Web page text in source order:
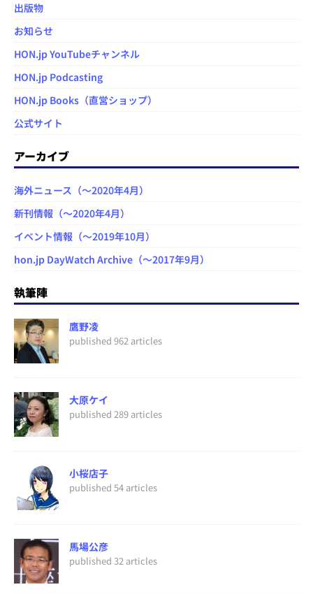
出版物
お知らせ
HON.jp YouTubeチャンネル
HON.jp Podcasting
HON.jp Books（直営ショップ）
公式サイト
アーカイブ
海外ニュース（～2020年4月）
新刊情報（～2020年4月）
イベント情報（～2019年10月）
hon.jp DayWatch Archive（～2017年9月）
執筆陣
鷹野凌
published 962 articles
大原ケイ
published 289 articles
小桜店子
published 54 articles
馬場公彦
published 32 articles